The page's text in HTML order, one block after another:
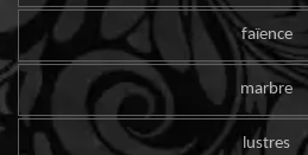
faïence
marbre
lustres